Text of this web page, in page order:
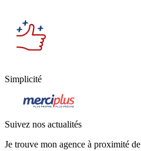
Simplicité
Suivez nos actualités
Je trouve mon agence à proximité de